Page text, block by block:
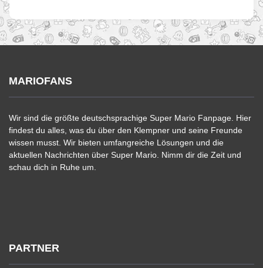
MARIOFANS
Wir sind die größte deutschsprachige Super Mario Fanpage. Hier
findest du alles, was du über den Klempner und seine Freunde
wissen musst. Wir bieten umfangreiche Lösungen und die
aktuellen Nachrichten über Super Mario. Nimm dir die Zeit und
schau dich in Ruhe um.
PARTNER